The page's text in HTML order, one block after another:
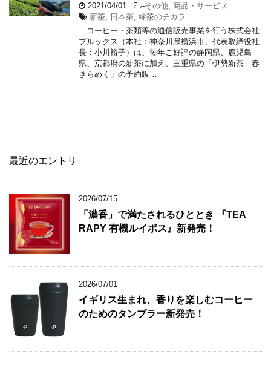
2021/04/01 -その他 商品・サービス
新茶
日本茶 緑茶のチカラ
コーヒー・茶類等の通信販売事業を行う株式会社
ブルックス（本社：神奈川県横浜市、代表取締役社
長：小川裕子）は、毎年ご好評の静岡県、鹿児島
県、京都府の新茶に加え、三重県の「伊勢新茶 春
きらめく」の予約販 …
最近のエントリ
2026/07/15
「濃香」で満たされるひととき 『TEA
RAPY 有機ルイボス』新発売！
2026/07/01
イギリス生まれ、香りを楽しむコーヒー
のためのタンブラー新発売！